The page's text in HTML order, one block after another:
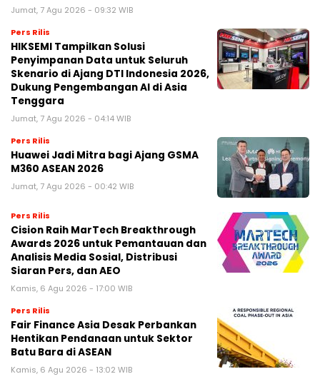
Jumat, 7 Agu 2026 - 09:32 WIB
Pers Rilis
HIKSEMI Tampilkan Solusi
Penyimpanan Data untuk Seluruh
Skenario di Ajang DTI Indonesia 2026,
Dukung Pengembangan AI di Asia
Tenggara
Jumat, 7 Agu 2026 - 04:14 WIB
Pers Rilis
Huawei Jadi Mitra bagi Ajang GSMA
M360 ASEAN 2026
Jumat, 7 Agu 2026 - 00:42 WIB
Pers Rilis
Cision Raih MarTech Breakthrough
Awards 2026 untuk Pemantauan dan
Analisis Media Sosial, Distribusi
Siaran Pers, dan AEO
Kamis, 6 Agu 2026 - 17:00 WIB
Pers Rilis
Fair Finance Asia Desak Perbankan
Hentikan Pendanaan untuk Sektor
Batu Bara di ASEAN
Kamis, 6 Agu 2026 - 13:02 WIB